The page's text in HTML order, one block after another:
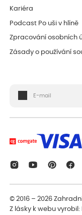
Kariéra
Podcast Po uši v hlíně
Zpracování osobních
Zásady o používání
© 2016 – 2026
Z lásky k webu vyrobil: